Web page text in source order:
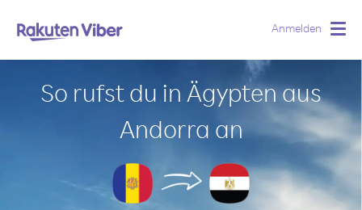
Anmelden
So rufst du in Ägypten aus
Andorra an